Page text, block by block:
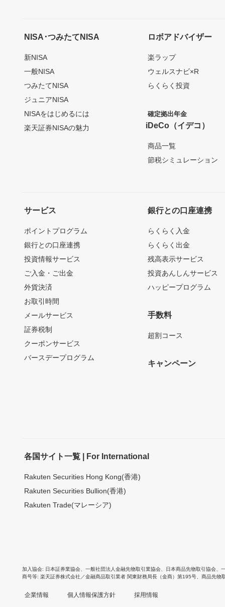
NISA･つみたてNISA
新NISA
一般NISA
つみたてNISA
ジュニアNISA
NISAをはじめるには
楽天証券NISAの魅力
ロボアドバイザー
楽ラップ
ウェルスナビ×R
らくらく投資
確定拠出年金
iDeCo（イデコ）
商品一覧
節税シミュレーション
サービス
ポイントプログラム
銀行との口座連携
投資情報サービス
ご入金・ご出金
外貨決済
お取引時間
メールサービス
証券税制
クーポンサービス
バースデープログラム
銀行との口座連携
らくらく入金
らくらく出金
残高表示サービス
投資あんしんサービス
ハッピープログラム
手数料
超割コース
キャンペーン
各国サイト一覧 | For International
Rakuten Securities Hong Kong(香港)
Rakuten Securities Bullion(香港)
Rakuten Trade(マレーシア)
加入協会 日本証券業協会 一般社団法人金融先物取引業協会 日本商品先物取引協会
商号等 楽天証券株式会社／金融商品取引業者 関東財務局長（金商）第195号、商品先物
企業情報 個人情報保護方針 採用情報